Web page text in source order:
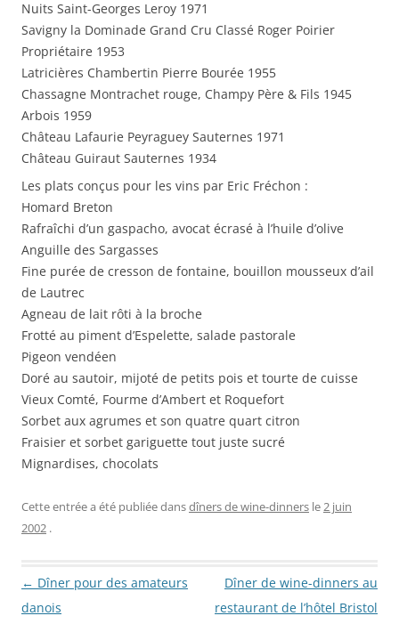
Nuits Saint-Georges Leroy 1971
Savigny la Dominade Grand Cru Classé Roger Poirier
Propriétaire 1953
Latricières Chambertin Pierre Bourée 1955
Chassagne Montrachet rouge, Champy Père & Fils 1945
Arbois 1959
Château Lafaurie Peyraguey Sauternes 1971
Château Guiraut Sauternes 1934
Les plats conçus pour les vins par Eric Fréchon :
Homard Breton
Rafraîchi d’un gaspacho, avocat écrasé à l’huile d’olive
Anguille des Sargasses
Fine purée de cresson de fontaine, bouillon mousseux d’ail
de Lautrec
Agneau de lait rôti à la broche
Frotté au piment d’Espelette, salade pastorale
Pigeon vendéen
Doré au sautoir, mijoté de petits pois et tourte de cuisse
Vieux Comté, Fourme d’Ambert et Roquefort
Sorbet aux agrumes et son quatre quart citron
Fraisier et sorbet gariguette tout juste sucré
Mignardises, chocolats
Cette entrée a été publiée dansdîners de wine-dinners le2 juin
2002 .
Navigation des articles
← Dîner pour des amateurs
danois
Dîner de wine-dinners au
restaurant de l’hôtel Bristol